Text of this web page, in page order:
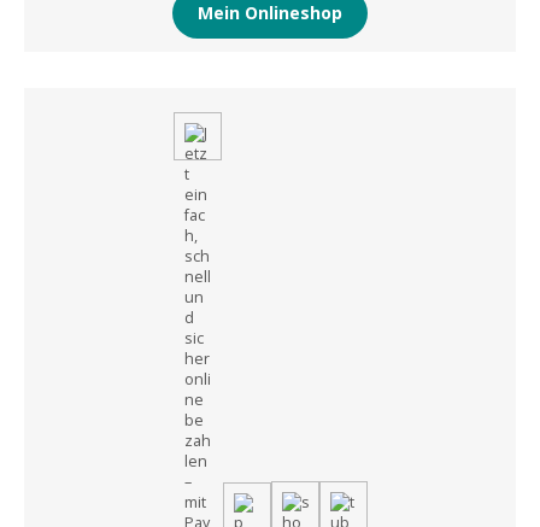
Mein Onlineshop